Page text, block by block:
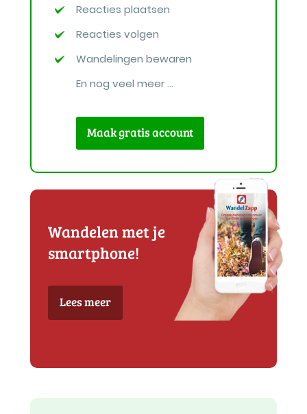
Reacties plaatsen
Reacties volgen
Wandelingen bewaren
En nog veel meer ...
Maak gratis account
Wandelen met je
smartphone!
Lees meer